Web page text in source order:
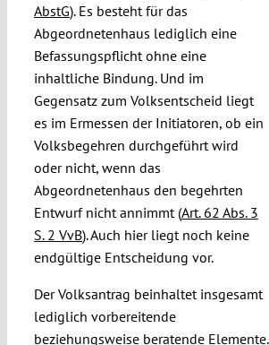
AbstG). Es besteht für das
Abgeordnetenhaus lediglich eine
Befassungspflicht ohne eine
inhaltliche Bindung. Und im
Gegensatz zum Volksentscheid liegt
es im Ermessen der Initiatoren, ob ein
Volksbegehren durchgeführt wird
oder nicht, wenn das
Abgeordnetenhaus den begehrten
Entwurf nicht annimmt (Art. 62 Abs. 3
S. 2 VvB). Auch hier liegt noch keine
endgültige Entscheidung vor.
Der Volksantrag beinhaltet insgesamt
lediglich vorbereitende
beziehungsweise beratende Elemente.